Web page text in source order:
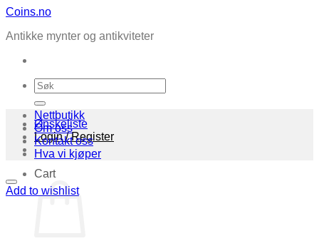
Skip
content
Coins.no
Antikke mynter og antikviteter
Search
for:
Ønskeliste
Login / Register
Cart
Nettbutikk
Om oss
Kontakt oss
Hva vi kjøper
Add to wishlist